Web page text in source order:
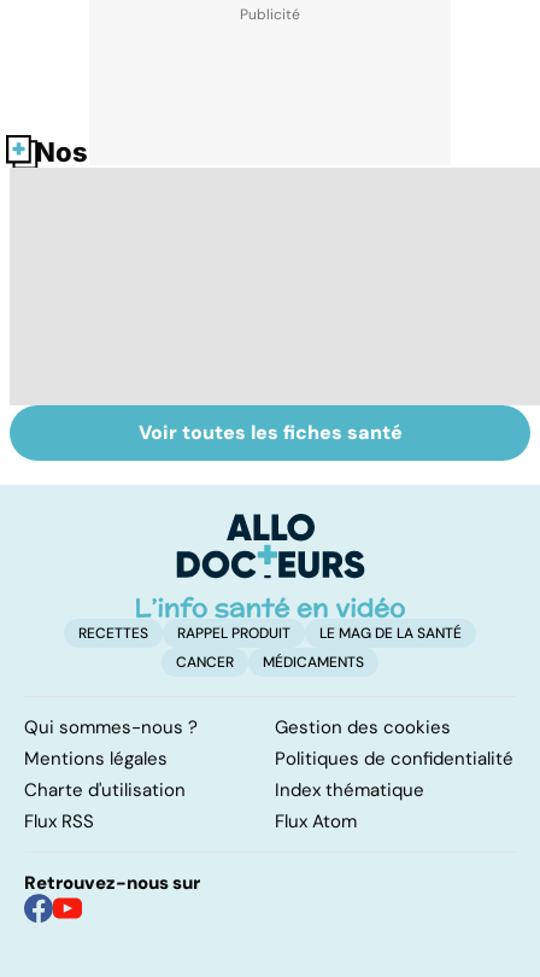
Nos fiches santé
Femmes :
comment
Plaisir féminin : le
clitoris, cet
Voir toutes les fiches santé
RECETTES RAPPEL PRODUIT
LE MAG DE LA SANTÉ
CANCER
MÉDICAMENTS
Qui sommes-nous ?
Gestion des cookies
Mentions légales
Politiques de confidentialité
Charte d'utilisation
Index thématique
Flux RSS
Flux Atom
Retrouvez-nous sur